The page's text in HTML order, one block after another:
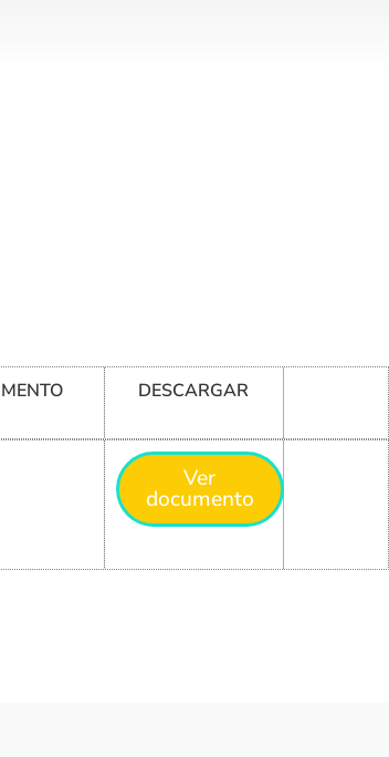
DESCARGAR
Ver
documento